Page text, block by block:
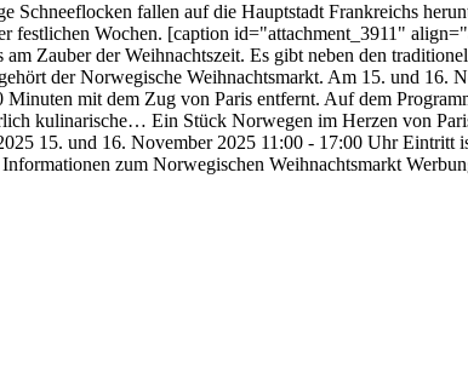
Schneeflocken fallen auf die Hauptstadt Frankreichs
festlichen Wochen. [caption id="attachment_3911"
Zauber der Weihnachtszeit. Es gibt neben den
der Norwegische Weihnachtsmarkt. Am 15. und
mit dem Zug von Paris entfernt. Auf dem
kulinarische… Ein Stück Norwegen im Herzen von
15. und 16. November 2025 11:00 - 17:00 Uhr Eintritt
zum Norwegischen Weihnachtsmarkt